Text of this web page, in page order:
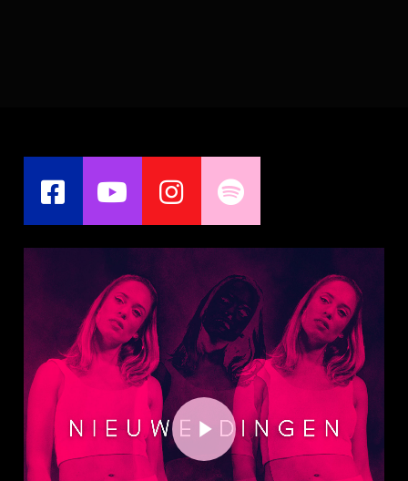
Play Video
Play Video